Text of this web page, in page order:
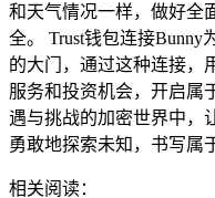
和天气情况一样，做好全
全。 Trust钱包连接
的大门，通过这种连接，
服务和投资机会，开启属
遇与挑战的加密世界中，
勇敢地探索未知，书写属
相关阅读：